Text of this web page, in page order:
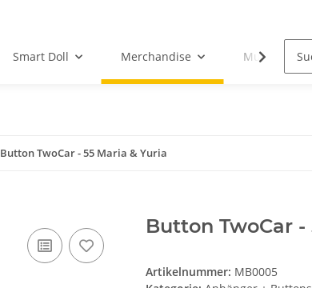
Smart Doll Merchandise Musik-CD
Button TwoCar - 55 Maria & Yuria
Button TwoCar -
Artikelnummer: MB0005